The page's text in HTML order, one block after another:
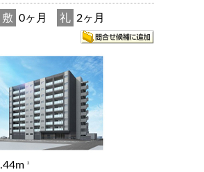
敷 0ヶ月 礼 2ヶ月
2